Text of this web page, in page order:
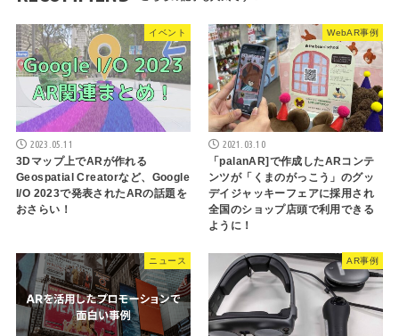
イベント
2023.05.11
3Dマップ上でARが作れる
Geospatial Creatorなど、Google
I/O 2023で発表されたARの話題を
おさらい！
WebAR事例
2021.03.10
「palanAR]で作成したARコンテ
ンツが「くまのがっこう」のグッ
デイジャッキーフェアに採用され
全国のショップ店頭で利用できる
ように！
ニュース AR事例